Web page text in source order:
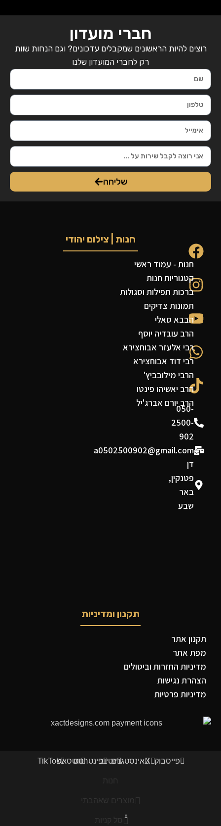
חברי מועדון
רוצים להיות הראשונים שמקבלים עדכונים? וגם הנחות שוות
רק לחברי המועדון שלנו
שליחה
050-
2500-
902
a0502500902@gmail.com
דן
פטנקין,
באר
שבע
חנות | צילום יהודי
חנות - עמוד ראשי
קטגוריות חנות
ברכות תפילות וסגולות
תמונות צדיקים
הבבא סאלי
הרב עובדיה יוסף
רבי אלעזר אבוחצירא
רבי דוד אבוחצירא
הרבי מילובביץ'
הרב יאשיהו פינטו
הרב יורם אברג'יל
תקנון ומדיניות
תקנון אתר
מפת אתר
מדיניות החזרות וביטולים
הצהרת נגישות
מדיניות פרטיות
פייסבוק XאינסטגרםיוטיובפינטרסטווטסאפTikTok
חנות
מוצרים שאהבתי
0 סל קניות